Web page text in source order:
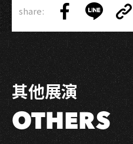
share:
on
Facebook
on
LINE
Link
Copy
Link
其他展演
OTHERS